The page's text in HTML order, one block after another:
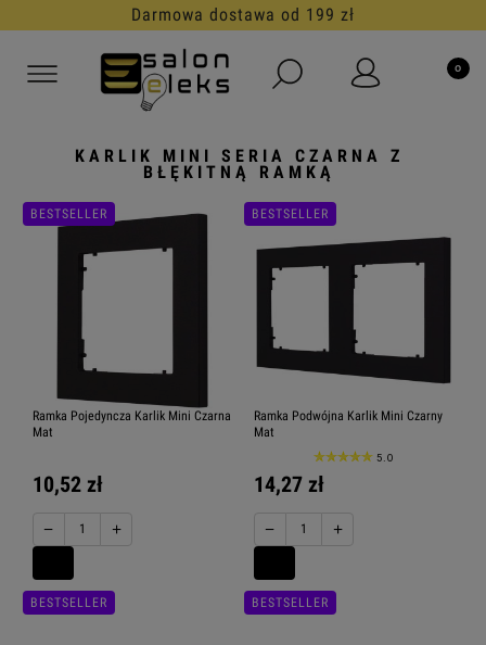
Darmowa dostawa od 199 zł
KARLIK MINI SERIA CZARNA Z
BŁĘKITNĄ RAMKĄ
Ramka Pojedyncza Karlik Mini Czarna
Mat
10,52 zł
− +
BESTSELLER
Ramka Podwójna Karlik Mini Czarny
Mat
5.0
14,27 zł
− +
BESTSELLER
BESTSELLER BESTSELLER